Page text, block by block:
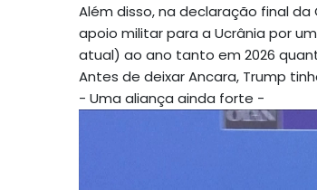
Além disso, na declaração final
apoio militar para a Ucrânia por
atual) ao ano tanto em 2026
Antes de deixar Ancara, Trump
- Uma aliança ainda forte -